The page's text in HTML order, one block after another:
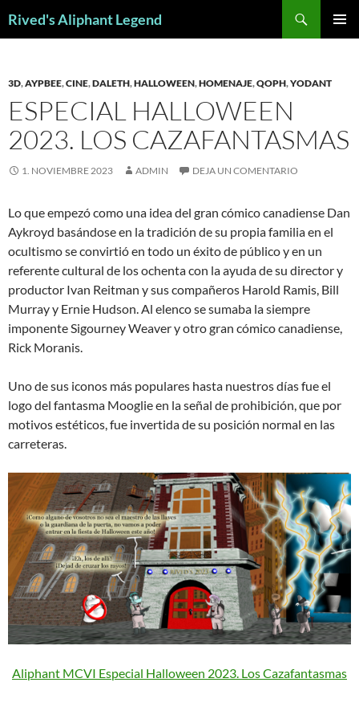
Rived's Aliphant Legend
3D,AYPBEE,CINE,DALETH,HALLOWEEN,HOMENAJE,QOPH,YODANT
ESPECIAL HALLOWEEN
2023. LOS CAZAFANTASMAS
1. NOVIEMBRE 2023 ADMIN DEJA UN COMENTARIO
Lo que empezó como una idea del gran cómico canadiense Dan
Aykroyd basándose en la tradición de su propia familia en el
ocultismo se convirtió en todo un éxito de público y en un
referente cultural de los ochenta con la ayuda de su director y
productor Ivan Reitman y sus compañeros Harold Ramis, Bill
Murray y Ernie Hudson. Al elenco se sumaba la siempre
imponente Sigourney Weaver y otro gran cómico canadiense,
Rick Moranis.
Uno de sus iconos más populares hasta nuestros días fue el
logo del fantasma Mooglie en la señal de prohibición, que por
motivos estéticos, fue invertida de su posición normal en las
carreteras.
Aliphant MCVI Especial Halloween 2023. Los Cazafantasmas